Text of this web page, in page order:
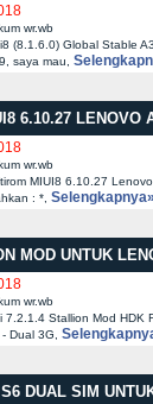
wr.wb
(8.1.6.0) Global Stable
saya mau,
6.10.27 LENOVO
wr.wb
MIUI8 6.10.27
: *,
MOD UNTUK
wr.wb
7.2.1.4 Stallion Mod HDK
Dual 3G,
DUAL SIM